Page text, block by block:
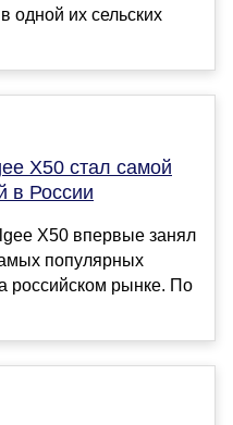
одной их сельских
X50 стал самой
в России
X50 впервые занял
популярных
российском рынке. По